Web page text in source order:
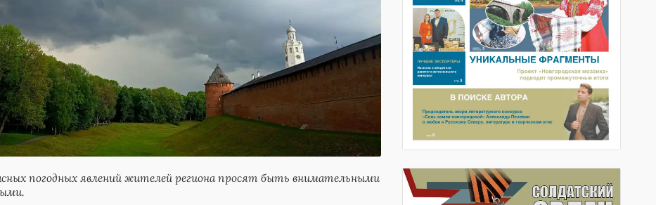
погодных явлений жителей региона просят быть внимательными